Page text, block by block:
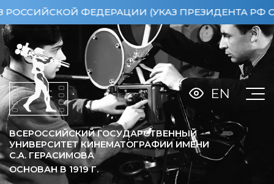
ФЕДЕРАЦИИ (УКАЗ ПРЕЗИДЕНТА РФ ОТ
ВСЕРОССИЙСКИЙ ГОСУДАРСТВЕННЫЙ
УНИВЕРСИТЕТ КИНЕМАТОГРАФИИ ИМЕНИ
С.А. ГЕРАСИМОВА
ОСНОВАН В 1919Г.
EN